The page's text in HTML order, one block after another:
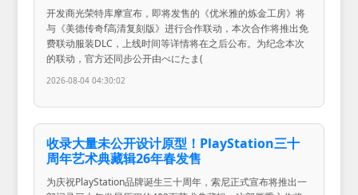
开发商光荣特库摩宣布，即将发售的《优米雅的炼金工房》将
与《美德传奇f高清复刻版》进行合作联动，本次合作将推出免
费联动服装DLC，上线时间等详情将在之后公布。为纪念本次
的联动，官方还同步公开由べにたま(
2026-08-04 04:30:02
收录大量未公开设计原型！PlayStation三十
周年艺术典藏辑26年春发售
为庆祝PlayStation品牌诞生三十周年，索尼正式宣布将推出一